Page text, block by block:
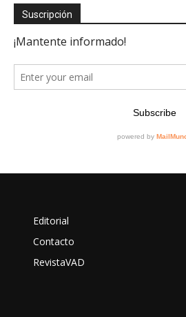
Suscripción
Editorial
Contacto
RevistaVAD